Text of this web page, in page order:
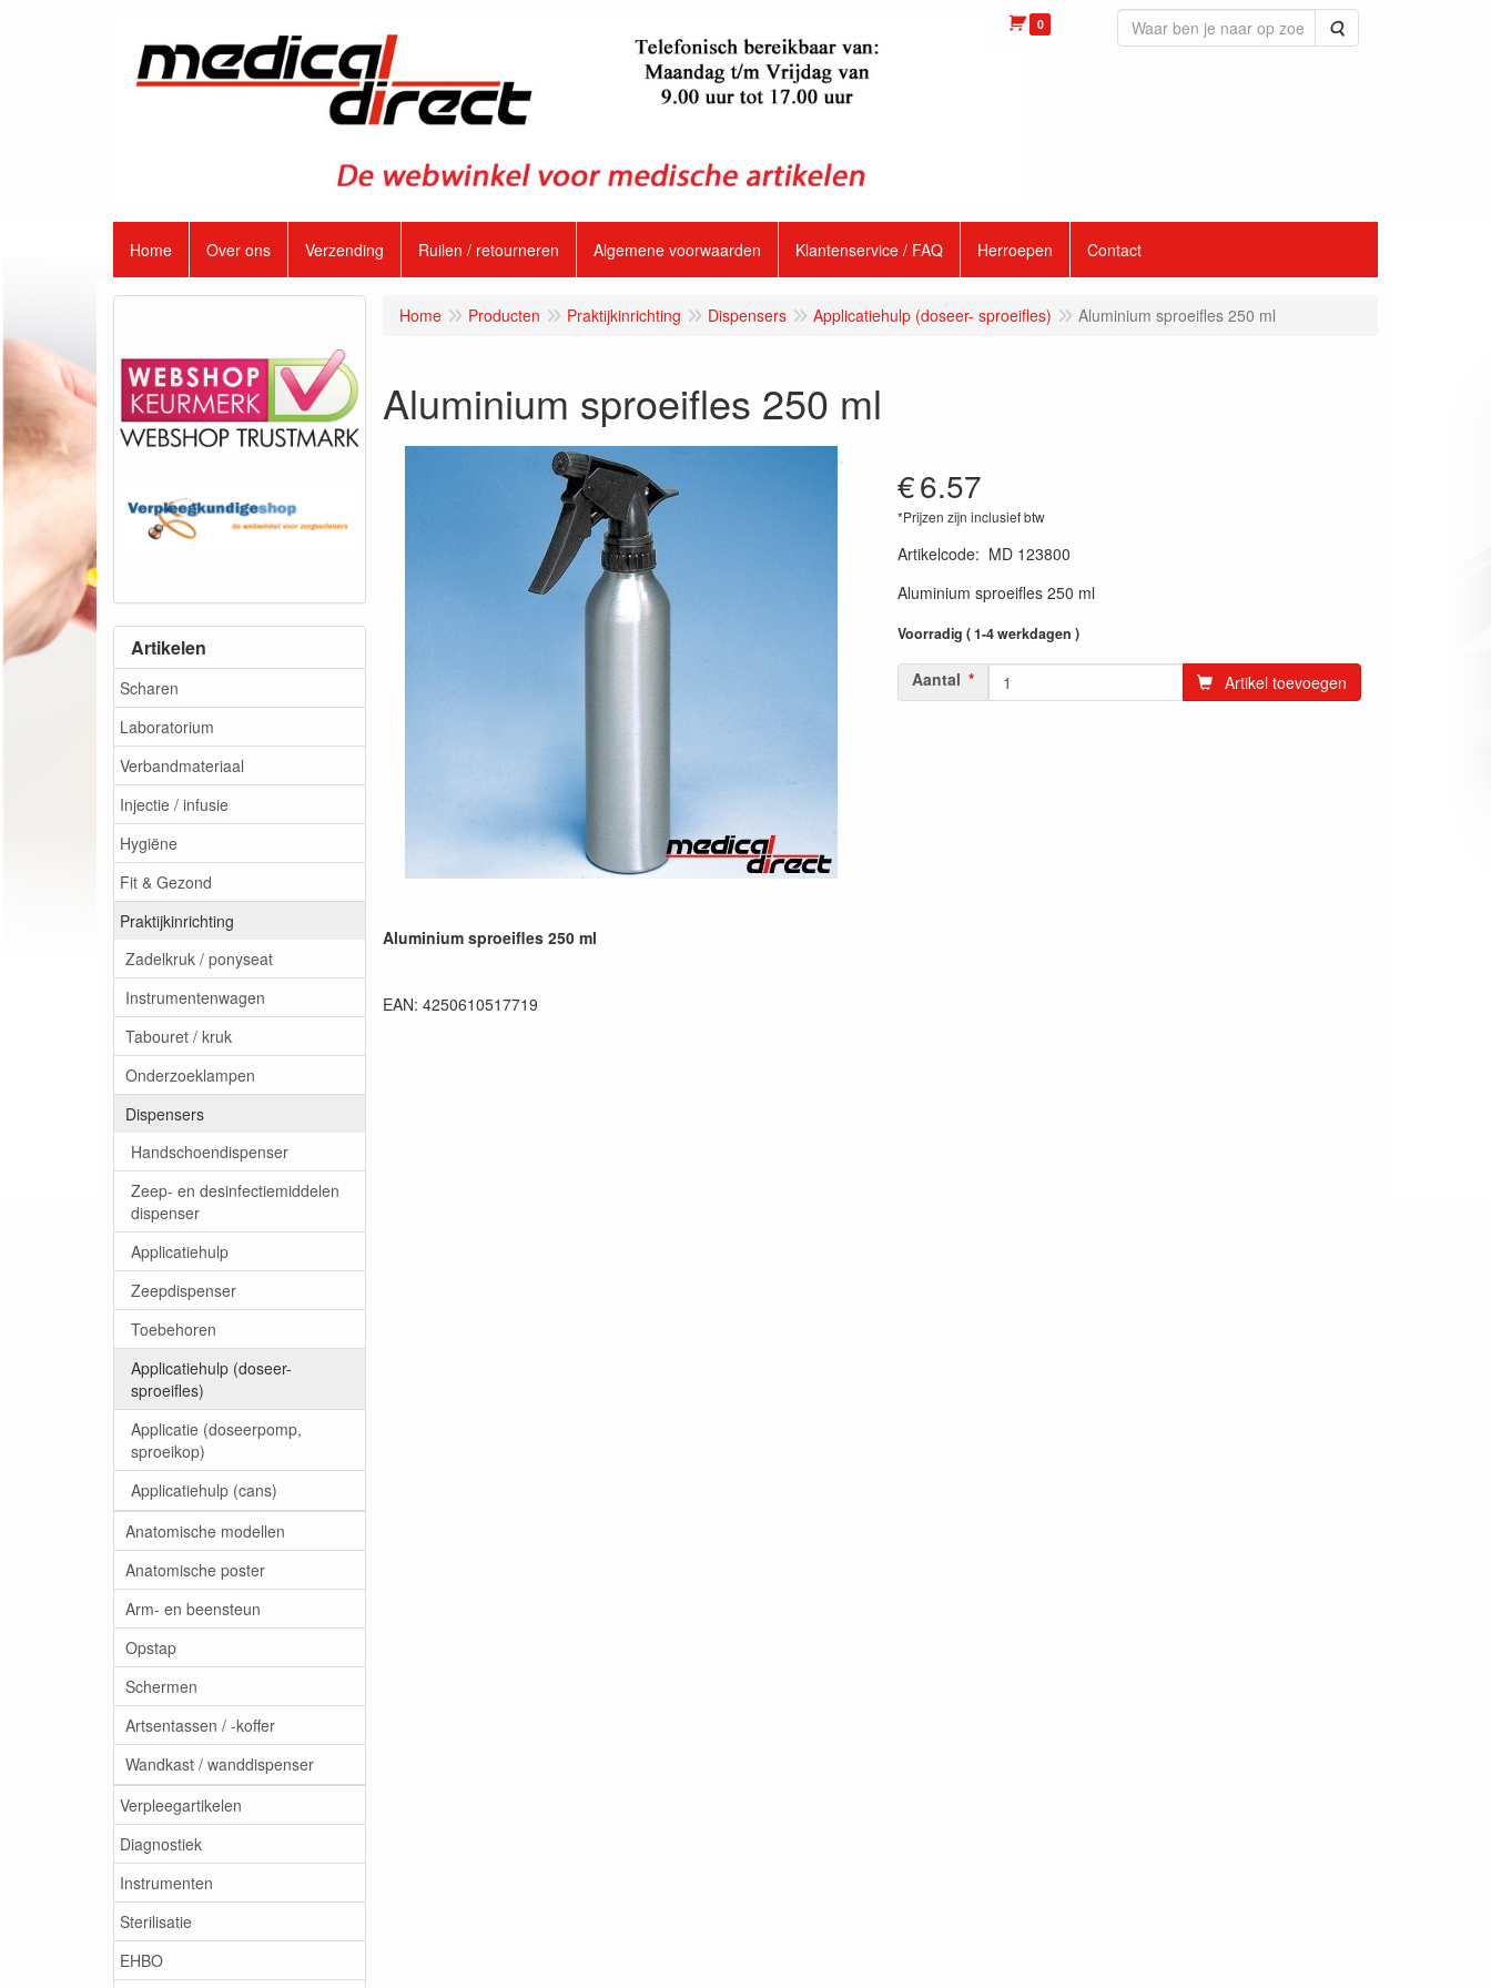
0 Zoeken
Home Over ons Verzending Ruilen / retourneren Algemene voorwaarden Klantenservice / FAQ Herroepen Contact
Artikelen
Scharen
Laboratorium
Verbandmateriaal
Injectie / infusie
Hygiëne
Fit & Gezond
Praktijkinrichting
Zadelkruk / ponyseat
Instrumentenwagen
Tabouret / kruk
Onderzoeklampen
Dispensers
Handschoendispenser
Zeep- en desinfectiemiddelen
dispenser
Applicatiehulp
Zeepdispenser
Toebehoren
Applicatiehulp (doseer-
sproeifles)
Applicatie (doseerpomp,
sproeikop)
Applicatiehulp (cans)
Anatomische modellen
Anatomische poster
Arm- en beensteun
Opstap
Schermen
Artsentassen / -koffer
Wandkast / wanddispenser
Verpleegartikelen
Diagnostiek
Instrumenten
Sterilisatie
EHBO
Home Producten Praktijkinrichting Dispensers Applicatiehulp (doseer- sproeifles) Aluminium sproeifles 250 ml
Aluminium sproeifles 250 ml
€6.57
*Prijzen zijn inclusief btw
Artikelcode: MD 123800
Aluminium sproeifles 250 ml
Voorradig ( 1-4 werkdagen )
Aantal Artikel toevoegen
Aluminium sproeifles 250 ml
EAN: 4250610517719